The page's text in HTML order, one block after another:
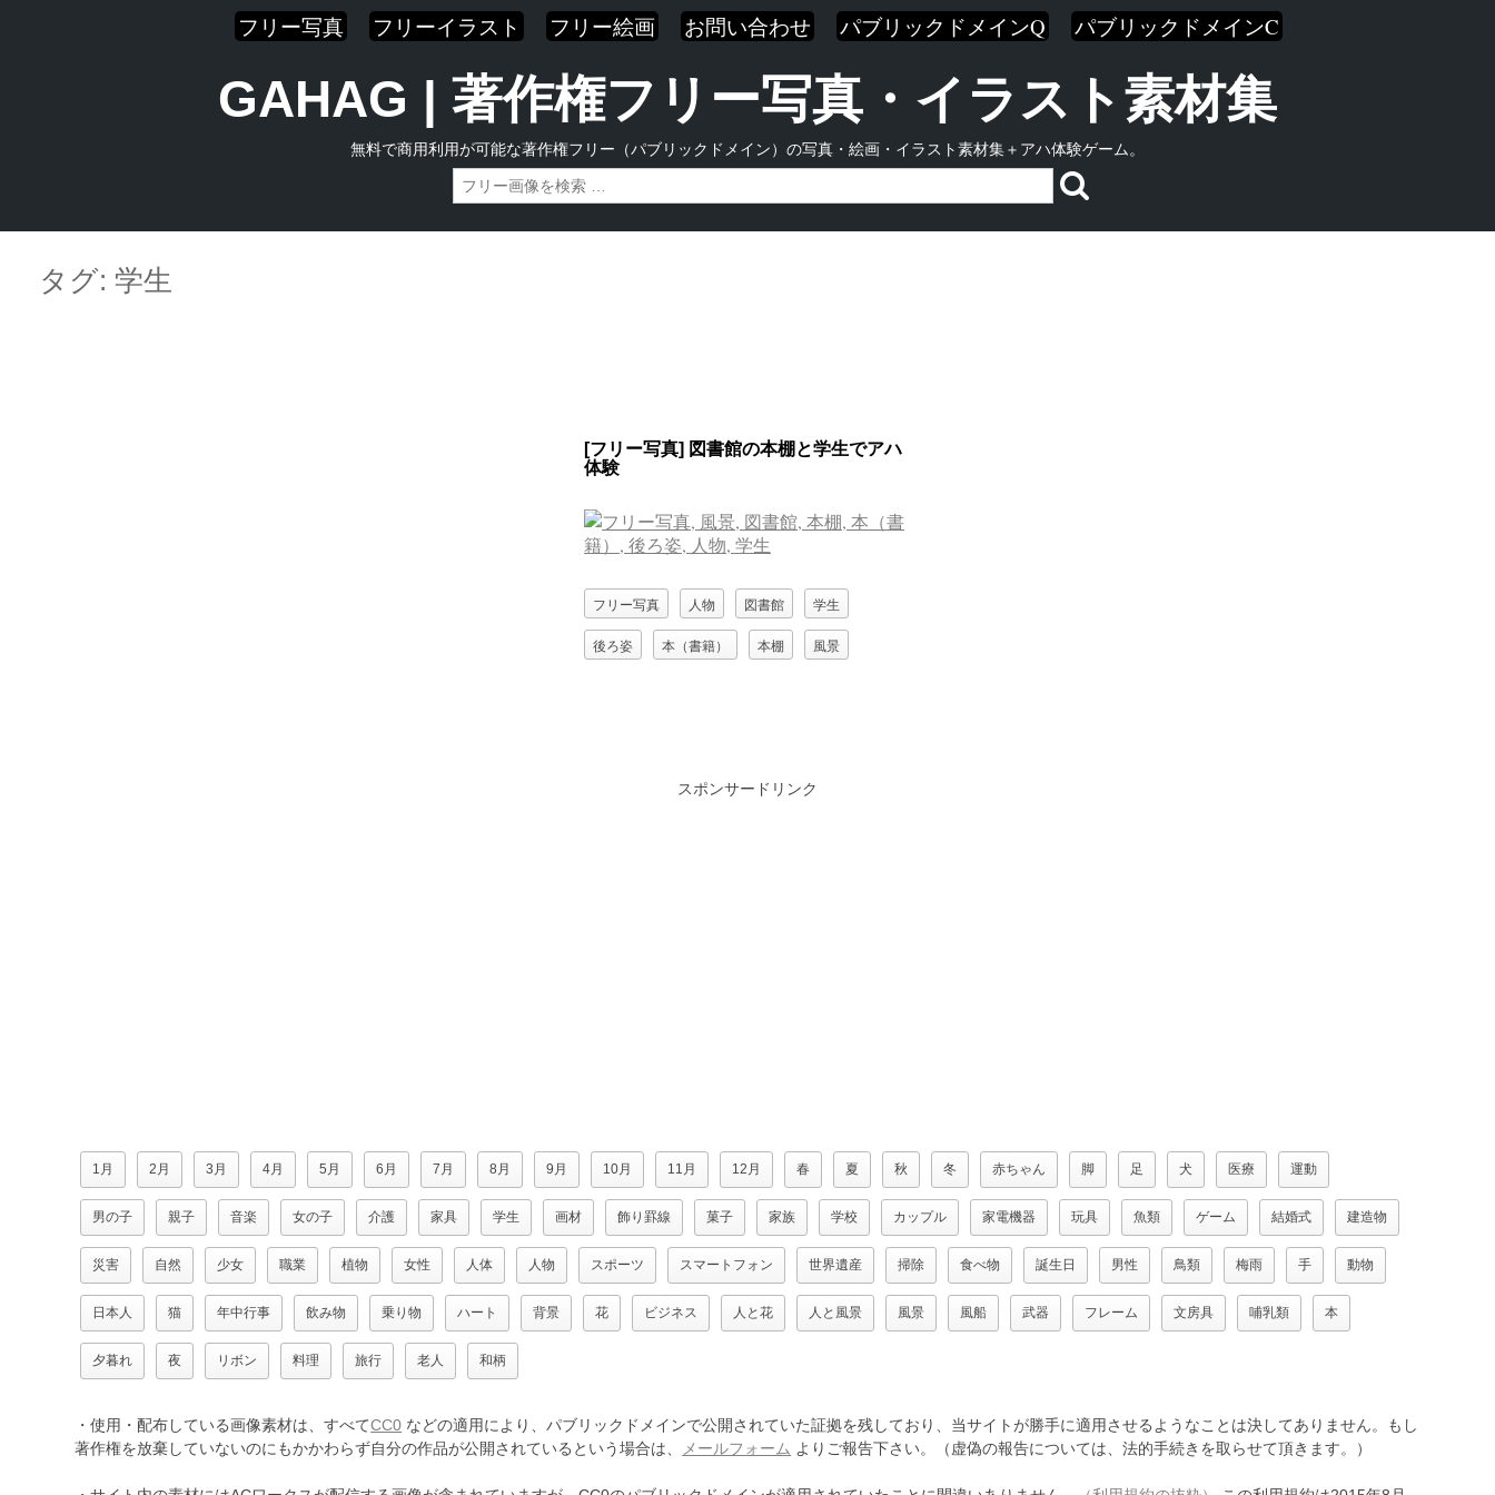
フリー写真 フリーイラスト フリー絵画 お問い合わせ パブリックドメインQ パブリックドメインC
GAHAG | 著作権フリー写真・イラスト素材集
無料で商用利用が可能な著作権フリー（パブリックドメイン）の写真・絵画・イラスト素材集＋アハ体験ゲーム。
contentタグ: 学生
[フリー写真] 図書館の本棚と学生でアハ
体験
フリー写真 人物 図書館 学生
後ろ姿 本（書籍） 本棚 風景
スポンサードリンク
1月 2月 3月 4月 5月 6月 7月 8月 9月 10月 11月 12月 春 夏 秋 冬 赤ちゃん 脚 足 犬 医療 運動
男の子 親子 音楽 女の子 介護 家具 学生 画材 飾り罫線 菓子 家族 学校 カップル 家電機器 玩具 魚類 ゲーム 結婚式 建造物
災害 自然 少女 職業 植物 女性 人体 人物 スポーツ スマートフォン 世界遺産 掃除 食べ物 誕生日 男性 鳥類 梅雨 手 動物
日本人 猫 年中行事 飲み物 乗り物 ハート 背景 花 ビジネス 人と花 人と風景 風景 風船 武器 フレーム 文房具 哺乳類 本
夕暮れ 夜 リボン 料理 旅行 老人 和柄
・使用・配布している画像素材は、すべてCC0 などの適用により、パブリックドメインで公開されていた証拠を残しており、当サイトが勝手に適用させるようなことは決してありません。もし
著作権を放棄していないのにもかかわらず自分の作品が公開されているという場合は、
メールフォーム よりご報告下さい。（虚偽の報告については、法的手続きを取らせて頂きます。）